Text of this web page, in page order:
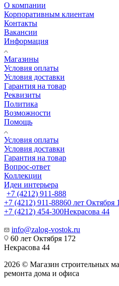
О компании
Корпоративным клиентам
Контакты
Вакансии
Информация
Магазины
Условия оплаты
Условия доставки
Гарантия на товар
Реквизиты
Политика
Возможности
Помощь
Условия оплаты
Условия доставки
Гарантия на товар
Вопрос-ответ
Коллекции
Идеи интерьера
+7 (4212) 911-888
+7 (4212) 911-88860 лет Октября
+7 (4212) 454-300Некрасова 44
info@zalog-vostok.ru
60 лет Октября 172
Некрасова 44
2026 © Магазин строительных
ремонта дома и офиса